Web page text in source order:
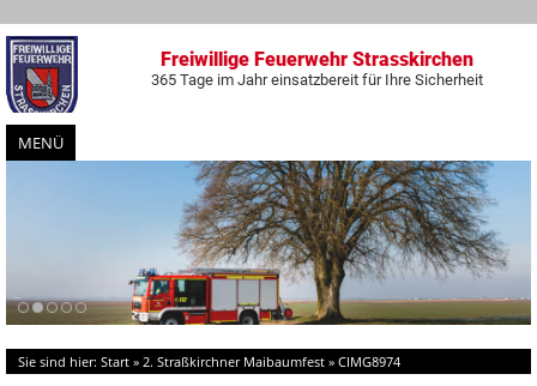
Freiwillige Feuerwehr Strasskirchen
365 Tage im Jahr einsatzbereit für Ihre Sicherheit
MENÜ
Zum
Inhalt
springen
Sie sind hier: Start » 2. Straßkirchner Maibaumfest » CIMG8974